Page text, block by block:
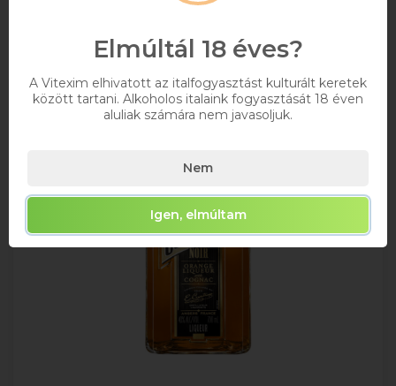
Kosárba
Elmúltál 18 éves?
A Vitexim elhivatott az italfogyasztást kulturált keretek
között tartani. Alkoholos italaink fogyasztását 18 éven
aluliak számára nem javasoljuk.
Nem
Igen, elmúltam